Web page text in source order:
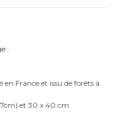
:
France et issu de forêts à
et 30 x 40 cm